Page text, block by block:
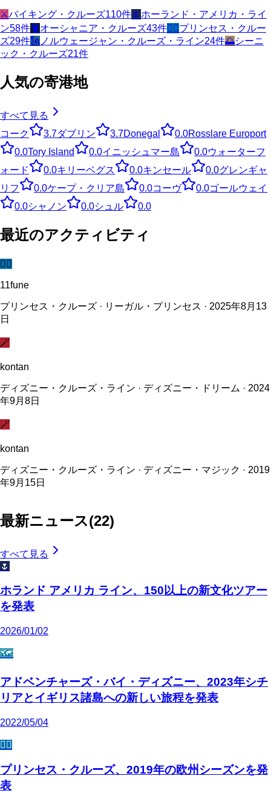
⚔️バイキング・クルーズ110件🌷 ホーランド・アメリカ・ライ
ン58件🦞オーシャニア・クルーズ43件🧜‍♀️ プリンセス・クルー
ズ29件🗽 ノルウェージャン・クルーズ・ライン24件🌅シーニ
ック・クルーズ21件
人気の寄港地
すべて見る
コーク
3.7ダブリン 3.7Donegal 0.0Rosslare Europort
0.0Tory Island 0.0イニッシュマー島 0.0ウォーターフ
ォード
0.0キリーベグス 0.0キンセール 0.0グレンギャ
リフ
0.0ケープ・クリア島 0.0コーヴ 0.0ゴールウェイ
0.0シャノン 0.0シュル 0.0
最近のアクティビティ
🧜‍♀️
11fune
プリンセス・クルーズ · リーガル・プリンセス · 2025年8月13
日
🪄
kontan
ディズニー・クルーズ・ライン · ディズニー・ドリーム · 2024
年9月8日
🪄
kontan
ディズニー・クルーズ・ライン · ディズニー・マジック · 2019
年9月15日
最新ニュース(22)
すべて見る
🌷
ホランド アメリカ ライン、150以上の新文化ツアー
を発表
2026/01/02
🗺️
アドベンチャーズ・バイ・ディズニー、2023年シチ
リアとイギリス諸島への新しい旅程を発表
2022/05/04
🧜‍♀️
プリンセス・クルーズ、2019年の欧州シーズンを発
表